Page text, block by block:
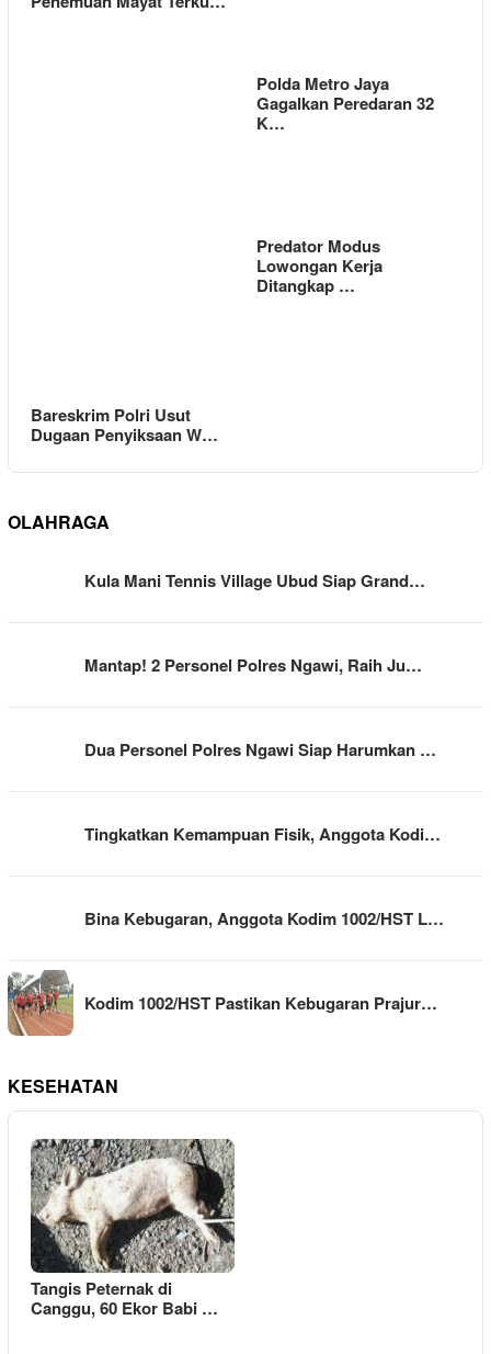
Polda Metro Jaya
Gagalkan Peredaran 32
K…
Bareskrim Polri Usut
Dugaan Penyiksaan W…
Predator Modus
Lowongan Kerja
Ditangkap …
OLAHRAGA
Kula Mani Tennis Village Ubud Siap Grand…
Mantap! 2 Personel Polres Ngawi, Raih Ju…
Dua Personel Polres Ngawi Siap Harumkan …
Tingkatkan Kemampuan Fisik, Anggota Kodi…
Bina Kebugaran, Anggota Kodim 1002/HST L…
Kodim 1002/HST Pastikan Kebugaran Prajur…
KESEHATAN
Tangis Peternak di
Canggu, 60 Ekor Babi …